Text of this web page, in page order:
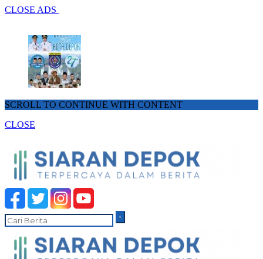
CLOSE ADS
SCROLL TO CONTINUE WITH CONTENT
CLOSE